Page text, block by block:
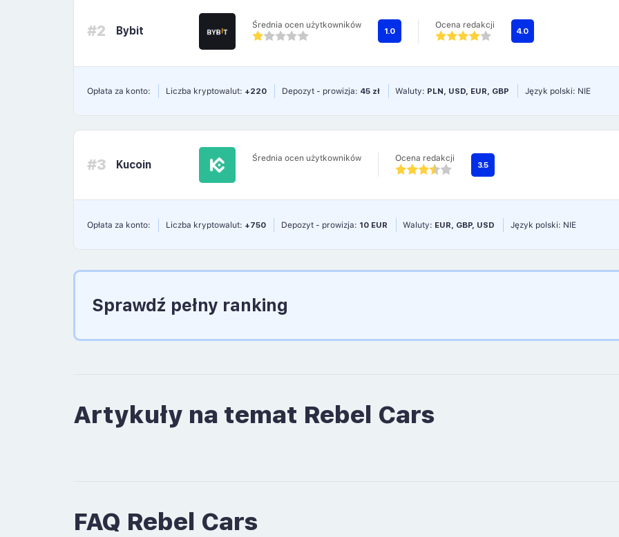
#2 Bybit Średnia ocen użytkowników
1.0
Ocena redakcji
4.0
Opłata za konto: Liczba kryptowalut: +220 Depozyt - prowizja: 45 zł Waluty: PLN, USD, EUR, GBP Język polski: NIE
#3 Kucoin Średnia ocen użytkowników Ocena redakcji
3.5
Opłata za konto: Liczba kryptowalut: +750 Depozyt - prowizja: 10 EUR Waluty: EUR, GBP, USD Język polski: NIE
Sprawdź pełny ranking
Artykuły na temat Rebel Cars
FAQ Rebel Cars